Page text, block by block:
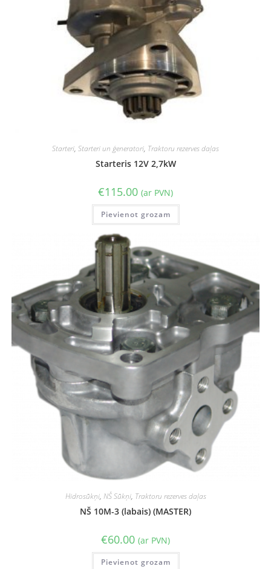
Starteri, Starteri un ģeneratori, Traktoru rezerves daļas
Starteris 12V 2,7kW
€115.00 (ar PVN)
Pievienot grozam
Hidrosūkņi, NŠ Sūkņi, Traktoru rezerves daļas
NŠ 10M-3 (labais) (MASTER)
€60.00 (ar PVN)
Pievienot grozam